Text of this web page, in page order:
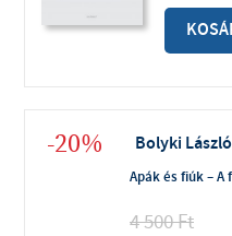
-20% Bolyki László
Apák és fiúk –
4 500Ft